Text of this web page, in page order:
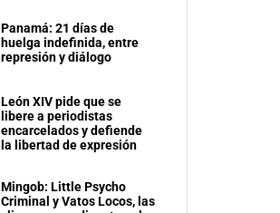
Panamá: 21 días de
huelga indefinida, entre
represión y diálogo
León XIV pide que se
libere a periodistas
encarcelados y defiende
la libertad de expresión
Mingob: Little Psycho
Criminal y Vatos Locos, las